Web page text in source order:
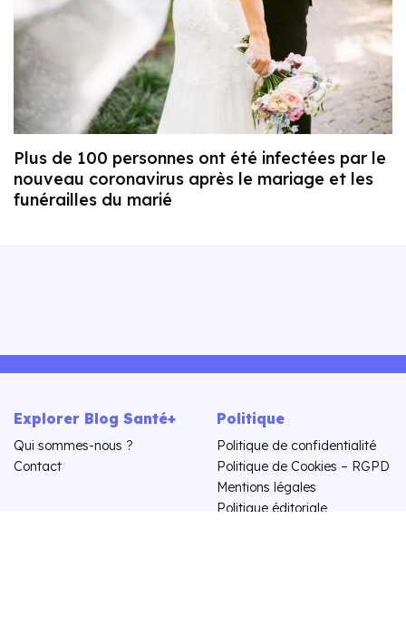
Plus de 100 personnes ont été infectées par le
nouveau coronavirus après le mariage et les
funérailles du marié
Explorer Blog Santé+
Qui sommes-nous ?
Contact
Politique
Politique de confidentialité
Politique de Cookies – RGPD
Mentions légales
Politique éditoriale